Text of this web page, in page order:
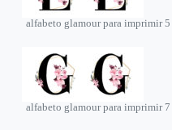
alfabeto glamour para imprimir 5
alfabeto glamour para imprimir 7